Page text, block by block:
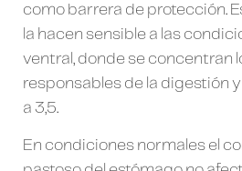
como barrera de protección.
la hacen sensible a las
ventral, donde se concentran
responsables de la digestión
a 3,5.
En condiciones normales el